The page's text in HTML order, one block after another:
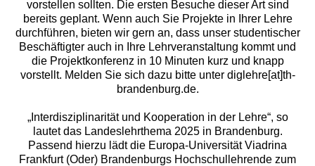
vorstellen sollten. Die ersten Besuche dieser Art sind
bereits geplant. Wenn auch Sie Projekte in Ihrer Lehre
durchführen, bieten wir gern an, dass unser studentischer
Beschäftigter auch in Ihre Lehrveranstaltung kommt und
die Projektkonferenz in 10 Minuten kurz und knapp
vorstellt. Melden Sie sich dazu bitte unter diglehre[at]th-
brandenburg.de.
„Interdisziplinarität und Kooperation in der Lehre“, so
lautet das Landeslehrthema 2025 in Brandenburg.
Passend hierzu lädt die Europa-Universität Viadrina
Frankfurt (Oder) Brandenburgs Hochschullehrende zum